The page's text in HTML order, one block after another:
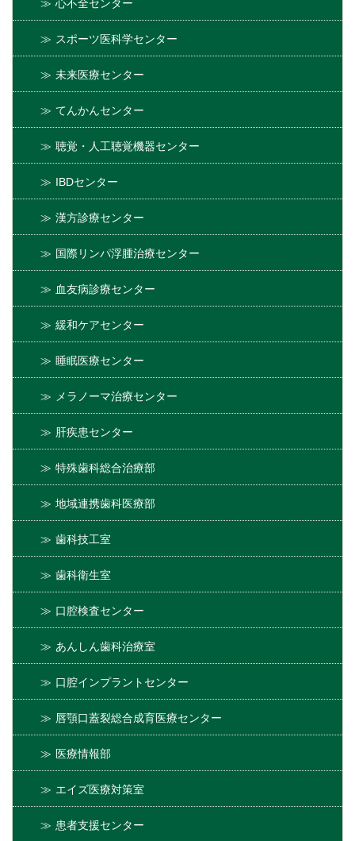
心不全センター
スポーツ医科学センター
未来医療センター
てんかんセンター
聴覚・人工聴覚機器センター
IBDセンター
漢方診療センター
国際リンパ浮腫治療センター
血友病診療センター
緩和ケアセンター
睡眠医療センター
メラノーマ治療センター
肝疾患センター
特殊歯科総合治療部
地域連携歯科医療部
歯科技工室
歯科衛生室
口腔検査センター
あんしん歯科治療室
口腔インプラントセンター
唇顎口蓋裂総合成育医療センター
医療情報部
エイズ医療対策室
患者支援センター